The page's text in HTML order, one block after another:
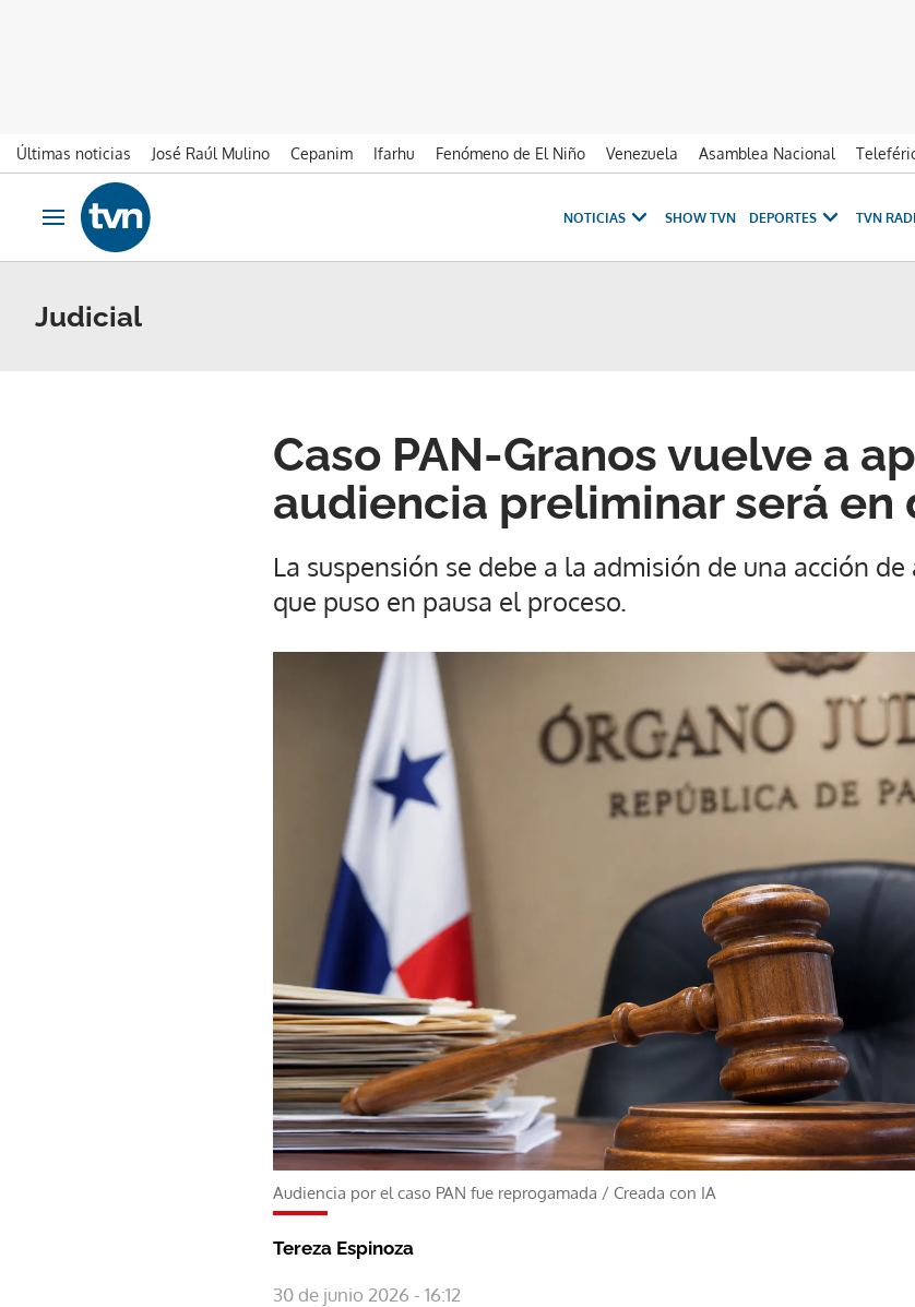
Últimas noticias José Raúl Mulino Cepanim Ifarhu Fenómeno de El Niño Venezuela Asamblea Nacional
Ir al contenido
Obrir navegació
NOTICIAS SHOW TVN DEPORTES TVN
Judicial
Caso PAN-Granos vuelve a
audiencia preliminar será en
La suspensión se debe a la admisión de una acción
que puso en pausa el proceso.
Audiencia por el caso PAN fue reprogamada / Creada con IA
Tereza Espinoza
30 de junio 2026 - 16:12